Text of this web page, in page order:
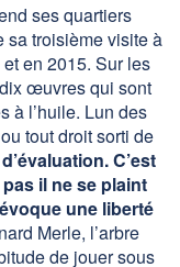
ses quartiers
sa troisième visite à
en 2015. Sur les
œuvres qui sont
à l’huile. Lun des
tout droit sorti de
C’est
il ne se plaint
une liberté
Merle, l’arbre
de jouer sous